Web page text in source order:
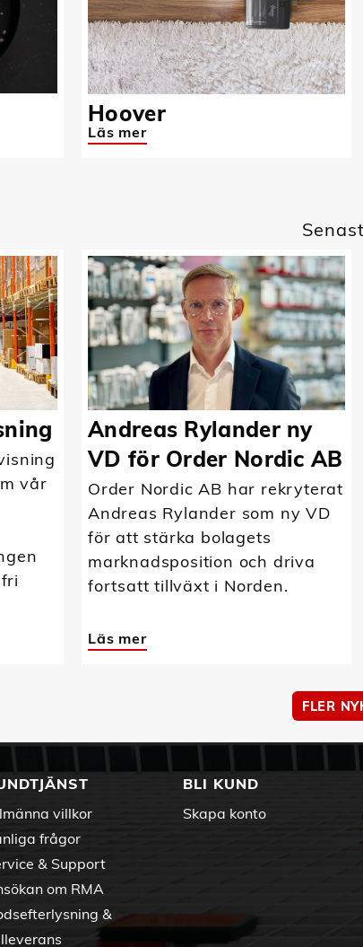
Hoover
Läs mer
vår
Andreas Rylander ny
VD för Order Nordic AB
Order Nordic AB har rekryterat
Andreas Rylander som ny VD
för att stärka bolagets
marknadsposition och driva
fortsatt tillväxt i Norden.
Läs mer
FLER
villkor
frågor
& Support
om RMA
&
BLI KUND
Skapa konto